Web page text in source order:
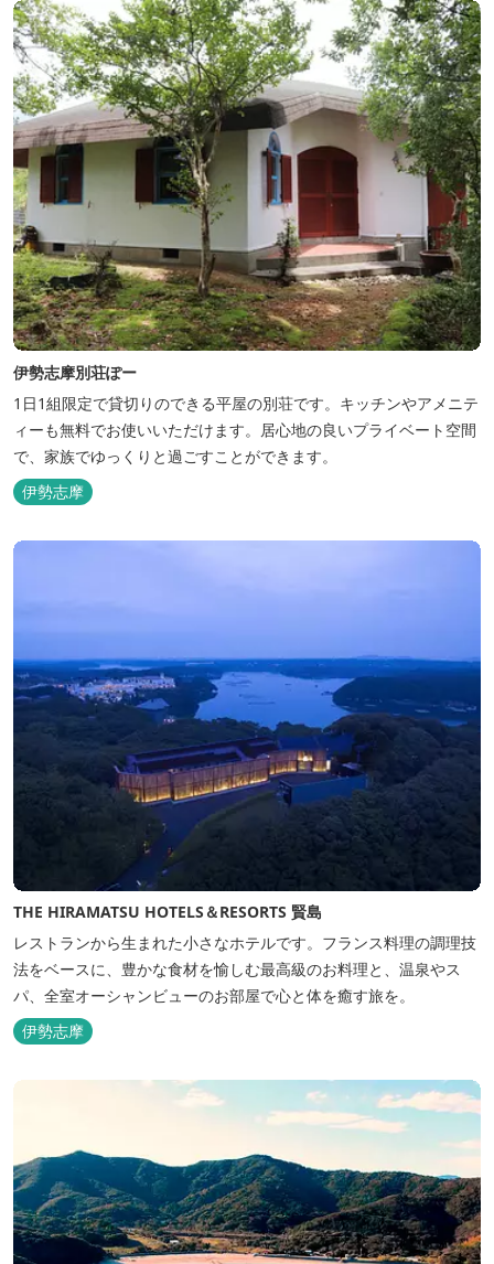
伊勢志摩別荘ぽー
1日1組限定で貸切りのできる平屋の別荘です。キッチンやアメニテ
ィーも無料でお使いいただけます。居心地の良いプライベート空間
で、家族でゆっくりと過ごすことができます。
伊勢志摩
THE HIRAMATSU HOTELS＆RESORTS 賢島
レストランから生まれた小さなホテルです。フランス料理の調理技
法をベースに、豊かな食材を愉しむ最高級のお料理と、温泉やス
パ、全室オーシャンビューのお部屋で心と体を癒す旅を。
伊勢志摩